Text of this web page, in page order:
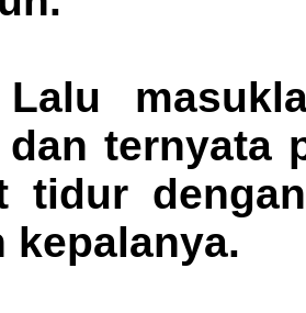
Lalu
dan ternyata
tidur
kepalanya.